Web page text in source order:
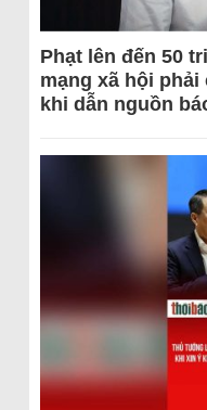
Phạt lên đến 50
mạng xã hội
khi dẫn nguồn